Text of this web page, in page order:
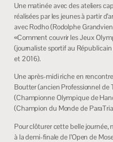
Une matinée avec des ateliers
réalisées par les jeunes à partir
avec Rodho (Rodolphe
«Comment couvrir les Jeux
(journaliste sportif au
et 2016).
Une après-midi riche en
Boutter (ancien Professionnel de
(Championne Olympique de
(Champion du Monde de
Pour clôturer cette belle journée,
à la demi-finale de l’Open de